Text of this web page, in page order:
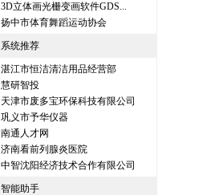
3D立体画光栅变画软件GDS...
扬中市体育舞蹈运动协会
系统推荐
湛江市恒洁清洁用品经营部
慧研智投
天津市废多宝环保科技有限公司
巩义市予华仪器
南通人才网
济南看前列腺炎医院
中智沈阳经济技术合作有限公司
智能助手